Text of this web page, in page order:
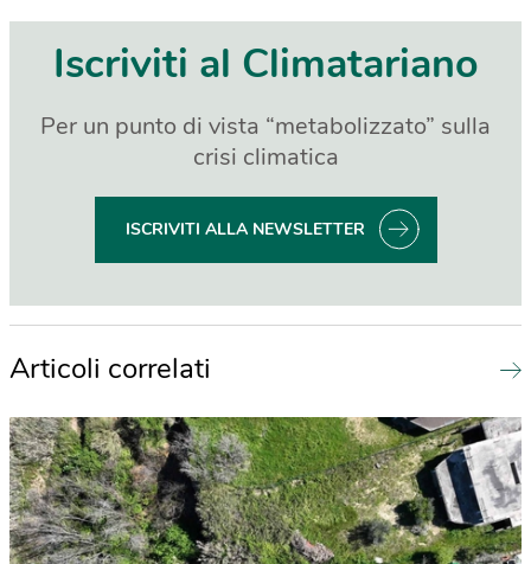
Iscriviti al Climatariano
Per un punto di vista “metabolizzato” sulla
crisi climatica
ISCRIVITI ALLA NEWSLETTER
Articoli correlati